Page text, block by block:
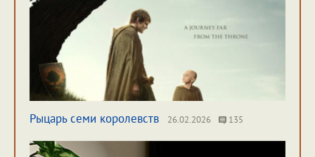
Рыцарь семи королевств 26.02.2026 135